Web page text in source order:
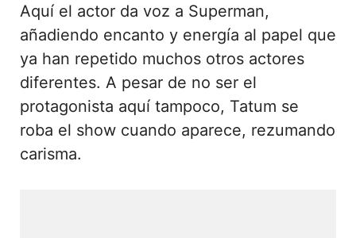
Aquí el actor da voz a Superman,
añadiendo encanto y energía al papel que
ya han repetido muchos otros actores
diferentes. A pesar de no ser el
protagonista aquí tampoco, Tatum se
roba el show cuando aparece, rezumando
carisma.